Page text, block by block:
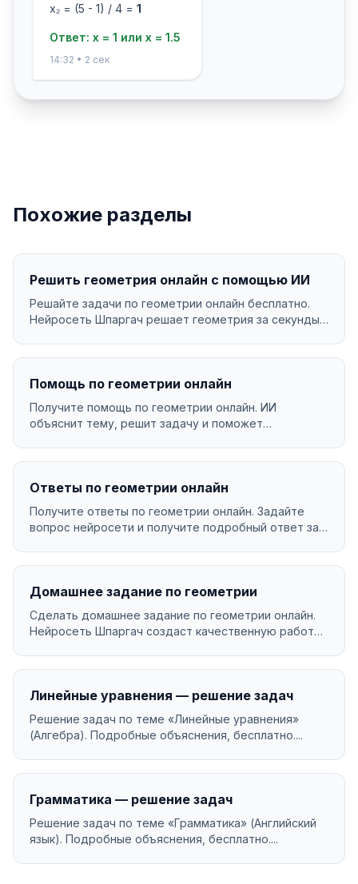
x₂ = (5 - 1) / 4 = 1
Ответ: x = 1 или x = 1.5
14:32 • 2 сек
Похожие разделы
Решить геометрия онлайн с помощью ИИ
Решайте задачи по геометрии онлайн бесплатно.
Нейросеть Шпаргач решает геометрия за секунды
Помощь по геометрии онлайн
Получите помощь по геометрии онлайн. ИИ
объяснит тему, решит задачу и поможет
Ответы по геометрии онлайн
Получите ответы по геометрии онлайн. Задайте
вопрос нейросети и получите подробный ответ за
Домашнее задание по геометрии
Сделать домашнее задание по геометрии онлайн.
Нейросеть Шпаргач создаст качественную работу
Линейные уравнения — решение задач
Решение задач по теме «Линейные уравнения»
(Алгебра). Подробные объяснения, бесплатно....
Грамматика — решение задач
Решение задач по теме «Грамматика» (Английский
язык). Подробные объяснения, бесплатно....